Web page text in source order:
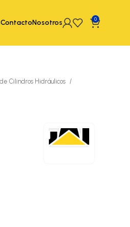
ContactoNosotros 0
Cilindros Hidráulicos